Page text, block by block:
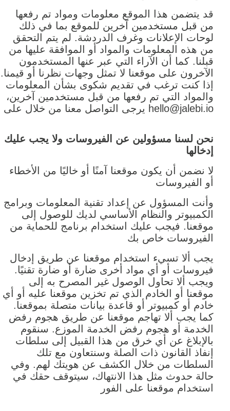
قد يتضمن هذا الموقع معلومات ومواد تم رفعها
من قبل مستخدمين آخرين للموقع بما في ذلك
لوحات الإعلانات وغرف الدردشة. لم يتم التحقق
من هذه المعلومات والمواد أو الموافقة عليها من
قبلنا. كما أن الآراء التي عبر عنها المستخدمون
الآخرون على موقعنا لا تمثل وجهات نظرنا أو قيمنا.
إذا كنت ترغب في تقديم شكوى بشأن المعلومات
والمواد التي تم رفعها من قبل مستخدمين آخرين،
يرجى التواصل معنا من خلال على hello@jalebi.io
نحن لسنا مسؤولين عن الفيروسات ولا يجب عليك
إدخالها
لا نضمن أن يكون موقعنا آمنًا أو خاليًا من الأخطاء
أو الفيروسات
وأنت المسؤول عن إعداد تقنية المعلومات وبرامج
الكمبيوتر والنظام الأساسي لديك للوصول إلى
موقعنا. فيجب عليك استخدام برنامج للحماية من
الفيروسات خاص بك
يجب ألا تسيء استخدام موقعنا عن طريق إدخال
فيروسات أو أي مواد أخرى ضارة أو ضارة تقنيًا.
ويجب ألا تحاول الوصول غير المصرح به إلى
موقعنا أو الخادم الذي تم تخزين موقعنا عليه أو أي
خادم أو كمبيوتر أو قاعدة بيانات متصلة بموقعنا.
كما يجب ألا تهاجم موقعنا عن طريق هجوم رفض
الخدمة أو هجوم رفض الخدمة الموزع. سنقوم
بالإبلاغ عن أي خرق من هذا القبيل إلى سلطات
إنفاذ القانون ذات الصلة وسنتعاون مع تلك
السلطات من خلال الكشف عن هويتك لهم. وفي
حالة حدوث مثل هذا الانتهاك، سيتوقف حقك في
استخدام موقعنا على الفور